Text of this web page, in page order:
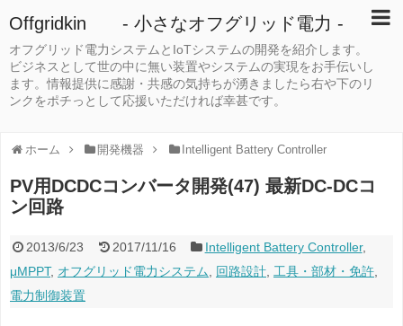
Offgridkin - 小さなオフグリッド電力 -
オフグリッド電力システムとIoTシステムの開発を紹介します。
ビジネスとして世の中に無い装置やシステムの実現をお手伝いし
ます。情報提供に感謝・共感の気持ちが湧きましたら右や下のリ
ンクをポチっとして応援いただければ幸甚です。
ホーム 開発機器 Intelligent Battery Controller
PV用DCDCコンバータ開発(47) 最新DC-DCコ
ン回路
2013/6/23 2017/11/16 Intelligent Battery Controller,
μMPPT, オフグリッド電力システム 回路設計 工具・部材・免許
電力制御装置